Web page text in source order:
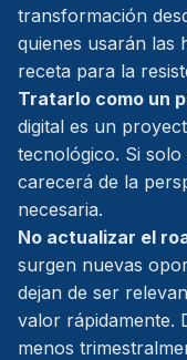
transformación
quienes usarán las
receta para la
Tratarlo como un
digital es un
tecnológico. Si
carecerá de la
necesaria.
No actualizar el
surgen nuevas
dejan de ser
valor rápidamente.
menos